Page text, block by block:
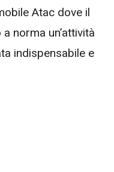
Atac dove il
norma un’attività
indispensabile e